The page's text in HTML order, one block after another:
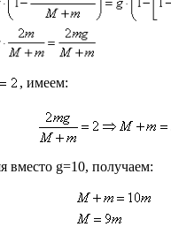
, имеем:
вместо g=10, получаем: